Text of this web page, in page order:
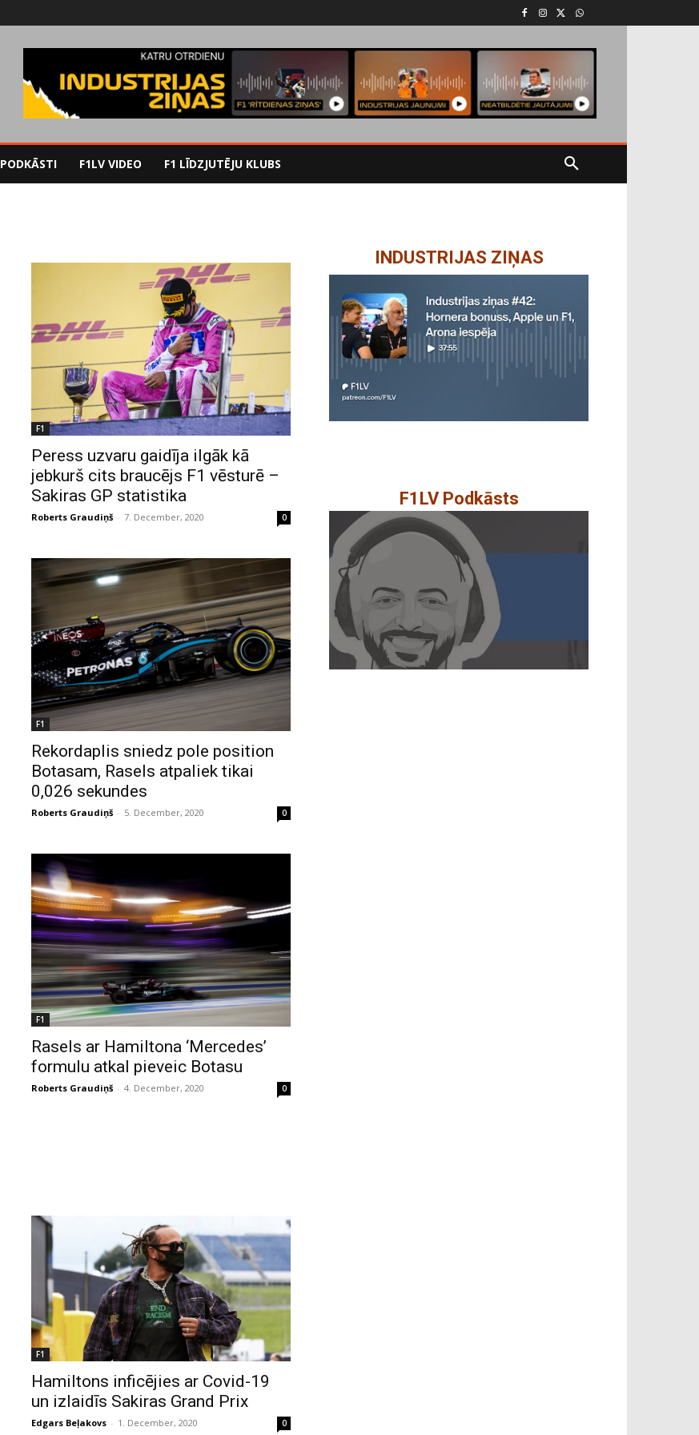
PODKĀSTI F1LV VIDEO F1 LĪDZJUTĒJU KLUBS
F1
Peress uzvaru gaidīja ilgāk kā
jebkurš cits braucējs F1 vēsturē –
Sakiras GP statistika
Roberts Graudiņš - 7. December, 2020 0
F1
Rekordaplis sniedz pole position
Botasam, Rasels atpaliek tikai
0,026 sekundes
Roberts Graudiņš - 5. December, 2020 0
F1
Rasels ar Hamiltona ‘Mercedes’
formulu atkal pieveic Botasu
Roberts Graudiņš - 4. December, 2020 0
F1
Hamiltons inficējies ar Covid-19
un izlaidīs Sakiras Grand Prix
Edgars Beļakovs - 1. December, 2020 0
INDUSTRIJAS ZIŅAS
F1LV Podkāsts